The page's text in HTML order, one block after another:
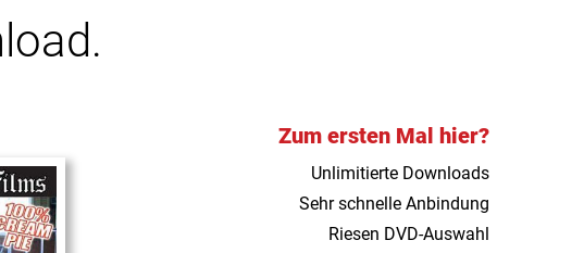
Zum ersten Mal hier?
Unlimitierte Downloads
Sehr schnelle Anbindung
Riesen DVD-Auswahl